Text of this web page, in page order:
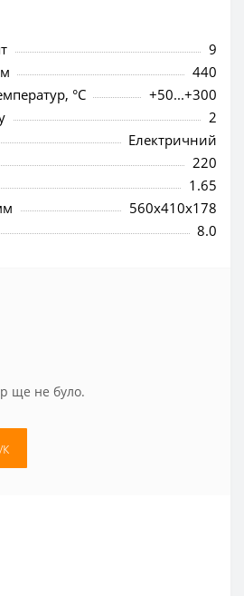
9
440
°C
+50...+300
2
Електричний
220
1.65
560x410x178
8.0
ще не було.